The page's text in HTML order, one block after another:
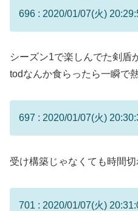
696 : 2020/01/07(火)
シーズン1で楽しんでた剣盾
todなんか食らったら一瞬で
697 : 2020/01/07(火)
受け構築じゃなくても時間
701 : 2020/01/07(火)